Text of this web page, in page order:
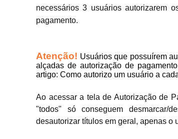
necessários 3 usuários autorizarem
pagamento.
Atenção! Usuários que possuírem
alçadas de autorização de
artigo: Como autorizo um usuário a
Ao acessar a tela de Autorização de
"todos" só conseguem desmarcar/
desautorizar títulos em geral, apenas o